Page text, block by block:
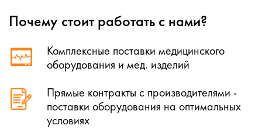
Почему стоит работать с нами?
Комплексные поставки медицинского
оборудования и мед. изделий
Прямые контракты с производителями -
поставки оборудования на оптимальных
условиях